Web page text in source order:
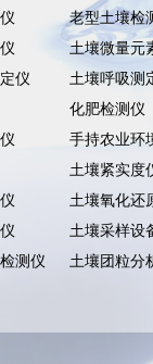
老型土壤检
土壤微量元
仪
土壤呼吸测
化肥检测仪
手持农业环
土壤紧实度
土壤氧化还
土壤采样设
测仪
土壤团粒分